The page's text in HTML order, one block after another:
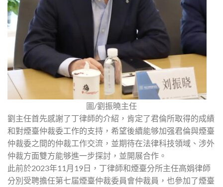
圖/劉振曉主任
劉主任首先感謝了丁律師的介紹，肯定了君倫所取得的成績
和對煙臺仲裁委工作的支持，希望後續能够加强君倫與煙臺
仲裁委之間的仲裁工作交流，並期待在法律科技領域、涉外
仲裁方面雙方能够進一步探討，並開展合作。
此前於2023年11月19日，丁律師和煙臺分所主任高娟律師
分別受聘擔任第七届煙臺仲裁委員會仲裁員，也參加了煙臺